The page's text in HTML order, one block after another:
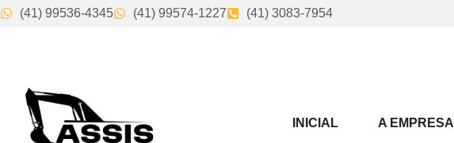
(41) 99536-4345 (41) 99574-1227 (41) 3083-7954
INICIAL A EMPRESA